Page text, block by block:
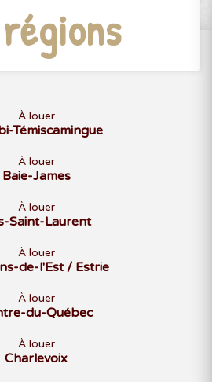
régions
À louer
Témiscamingue
À louer
Baie-James
À louer
Saint-Laurent
À louer
de-l'Est / Estrie
À louer
du-Québec
À louer
Charlevoix